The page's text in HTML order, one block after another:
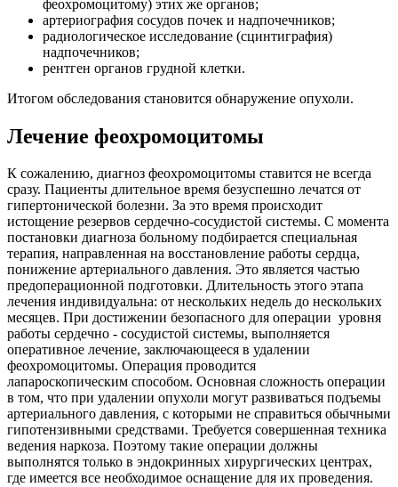
феохромоцитому) этих же органов;
артериография сосудов почек и надпочечников;
радиологическое исследование (сцинтиграфия)
надпочечников;
рентген органов грудной клетки.
Итогом обследования становится обнаружение опухоли.
Лечение феохромоцитомы
К сожалению, диагноз феохромоцитомы ставится не всегда
сразу. Пациенты длительное время безуспешно лечатся от
гипертонической болезни. За это время происходит
истощение резервов сердечно-сосудистой системы. С момента
постановки диагноза больному подбирается специальная
терапия, направленная на восстановление работы сердца,
понижение артериального давления. Это является частью
предоперационной подготовки. Длительность этого этапа
лечения индивидуальна: от нескольких недель до нескольких
месяцев. При достижении безопасного для операции уровня
работы сердечно - сосудистой системы, выполняется
оперативное лечение, заключающееся в удалении
феохромоцитомы. Операция проводится
лапароскопическим способом. Основная сложность операции
в том, что при удалении опухоли могут развиваться подъемы
артериального давления, с которыми не справиться обычными
гипотензивными средствами. Требуется совершенная техника
ведения наркоза. Поэтому такие операции должны
выполнятся только в эндокринных хирургических центрах,
где имеется все необходимое оснащение для их проведения.